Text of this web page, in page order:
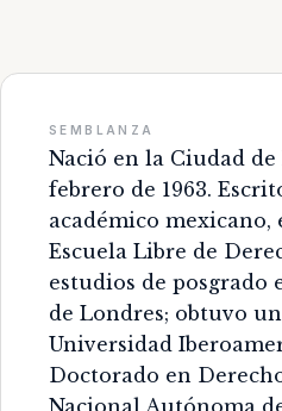
SEMBLANZA
Nació en la Ciudad
febrero de 1963.
académico mexicano,
Escuela Libre de
estudios de posgrado
de Londres; obtuvo
Universidad
Doctorado en